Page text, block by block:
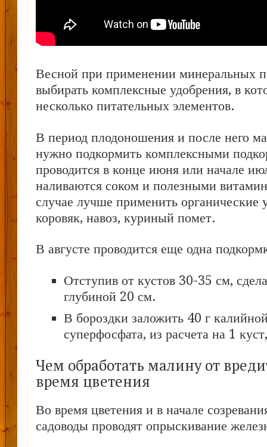
Весной при применении минеральных
выбирать комплексные удобрения, в
несколько питательных элементов.
В период плодоношения и после него
нужно подкормить комплексными
проводится в конце июня или начале
наливаются соком и полезными
случае лучше применить органические
коровяк, навоз, куриный помет.
В августе проводится еще одна
Отступив от кустов 30-35 см,
глубиной 20 см.
В бороздки заложить 40 г
суперфосфата, из расчета на 1
Чем обработать малину от
время цветения
Во время цветения и в начале
садоводы проводят опрыскивание